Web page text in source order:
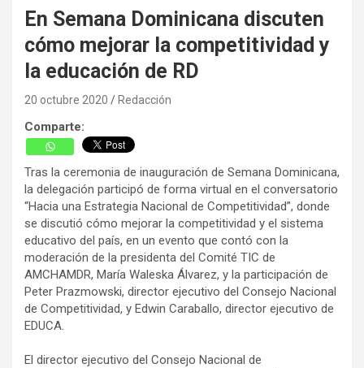
En Semana Dominicana discuten
cómo mejorar la competitividad y
la educación de RD
20 octubre 2020 Redacción
Comparte:
Tras la ceremonia de inauguración de Semana Dominicana,
la delegación participó de forma virtual en el conversatorio
“Hacia una Estrategia Nacional de Competitividad”, donde
se discutió cómo mejorar la competitividad y el sistema
educativo del país, en un evento que contó con la
moderación de la presidenta del Comité TIC de
AMCHAMDR, María Waleska Álvarez, y la participación de
Peter Prazmowski, director ejecutivo del Consejo Nacional
de Competitividad, y Edwin Caraballo, director ejecutivo de
EDUCA.
El director ejecutivo del Consejo Nacional de